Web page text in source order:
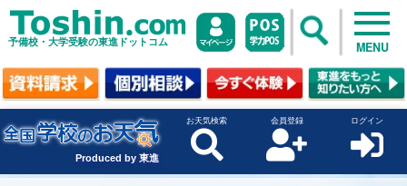
予備校・大学受験の東進ドットコム MENU
Produced by 東進
お天気検索 会員登録 ログイン